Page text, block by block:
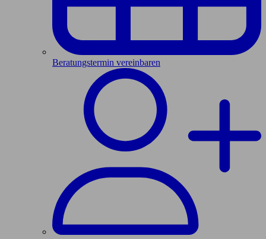
Beratungstermin vereinbaren